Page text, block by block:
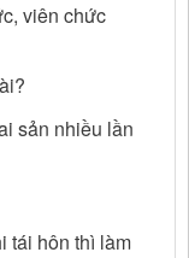
viên chức
sản nhiều lần
tái hôn thì làm